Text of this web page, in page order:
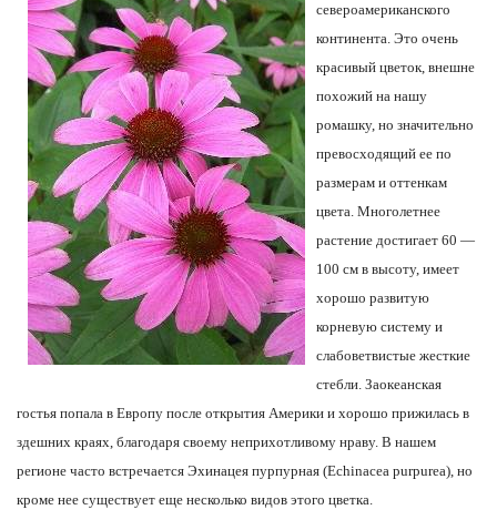
североамериканского
континента. Это очень
красивый цветок, внешне
похожий на нашу
ромашку, но значительно
превосходящий ее по
размерам и оттенкам
цвета. Многолетнее
растение достигает 60 —
100 см в высоту, имеет
хорошо развитую
корневую систему и
слабоветвистые жесткие
стебли. Заокеанская
гостья попала в Европу после открытия Америки и хорошо прижилась в
здешних краях, благодаря своему неприхотливому нраву. В нашем
регионе часто встречается Эхинацея пурпурная (Echinacea purpurea), но
кроме нее существует еще несколько видов этого цветка.